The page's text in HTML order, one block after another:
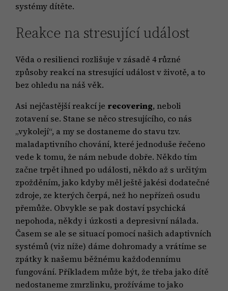
systémy dítěte.
Reakce na stresující událost
Věda o resilienci rozlišuje v zásadě 4 různé
způsoby reakcí na stresující událost v životě, a to
bez ohledu na náš věk.
Asi nejčastější reakcí je recovering, neboli
zotavení se. Stane se něco stresujícího, co nás
„vykolejí“, a my se dostaneme do stavu tzv.
maladaptivního chování, které jednoduše řečeno
vede k tomu, že nám nebude dobře. Někdo tím
začne trpět ihned po události, někdo až s určitým
zpožděním, jako kdyby měl ještě jakési dodatečné
zdroje, ze kterých čerpá, než ho nepřízeň osudu
přemůže. Obvykle se pak dostaví psychická
nepohoda, někdy i úzkosti a depresivní nálada.
Časem se ale se situací pomocí našich adaptivních
systémů (viz níže) dáme dohromady a vrátíme se
zpátky k našemu běžnému každodennímu
fungování. Příkladem může být, že třeba jako dítě
nedostaneme zmrzlinku, prožíváme to jako